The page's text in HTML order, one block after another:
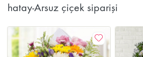
hatay-Arsuz çiçek siparişi